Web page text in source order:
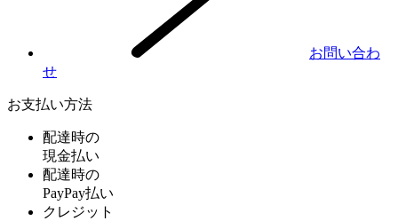
お問い合わ
せ
お支払い方法
配達時の
現金払い
配達時の
PayPay払い
クレジット